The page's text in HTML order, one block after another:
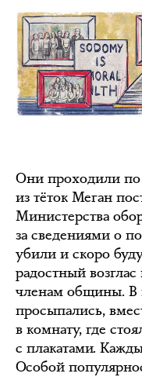
Они проходили
из тёток Меган
Министерства
за сведениями о
убили и скоро
радостный
членам общины. В
просыпались,
в комнату, где
с плакатами.
Особой